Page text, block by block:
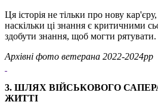
Ця історія не тільки про нову
наскільки ці знання є критичними
здобути знання, щоб могти рятувати.
Архівні фото ветерана 2022-2024рр
3. ШЛЯХ ВІЙСЬКОВОГО
ЖИТТІ